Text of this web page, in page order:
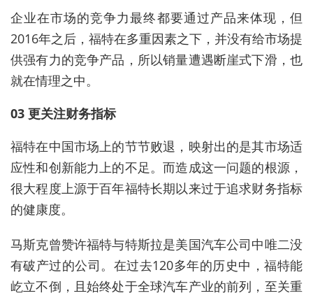
企业在市场的竞争力最终都要通过产品来体现，但
2016年之后，福特在多重因素之下，并没有给市场提
供强有力的竞争产品，所以销量遭遇断崖式下滑，也
就在情理之中。
03 更关注财务指标
福特在中国市场上的节节败退，映射出的是其市场适
应性和创新能力上的不足。而造成这一问题的根源，
很大程度上源于百年福特长期以来过于追求财务指标
的健康度。
马斯克曾赞许福特与特斯拉是美国汽车公司中唯二没
有破产过的公司。在过去120多年的历史中，福特能
屹立不倒，且始终处于全球汽车产业的前列，至关重